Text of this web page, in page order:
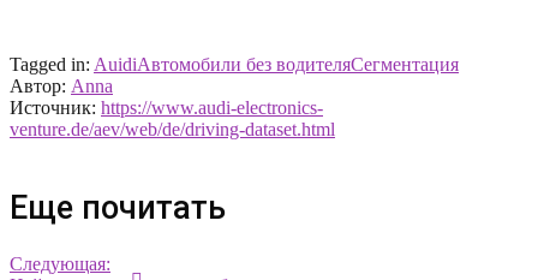
Tagged in: AuidiАвтомобили без водителяСегментация
Автор: Anna
Источник: https://www.audi-electronics-
venture.de/aev/web/de/driving-dataset.html
Еще почитать
Следующая: